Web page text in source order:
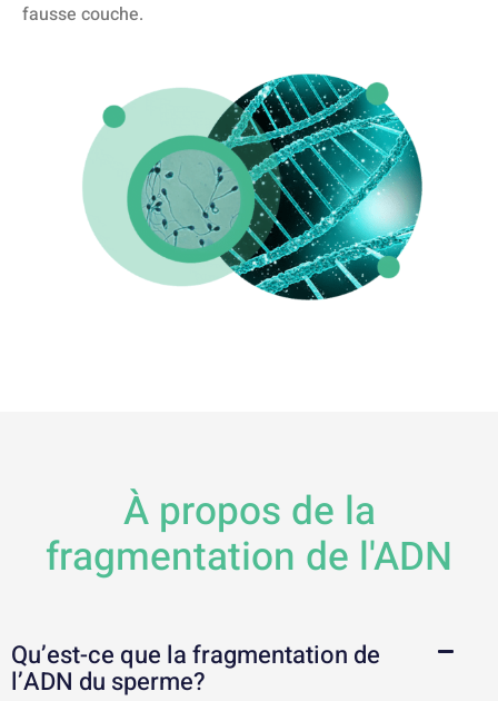
fausse couche.
À propos de la
fragmentation de l'ADN
Qu’est-ce que la fragmentation de
l’ADN du sperme?